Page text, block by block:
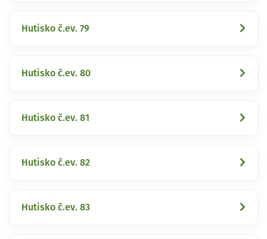
Hutisko č.ev. 79
Hutisko č.ev. 80
Hutisko č.ev. 81
Hutisko č.ev. 82
Hutisko č.ev. 83